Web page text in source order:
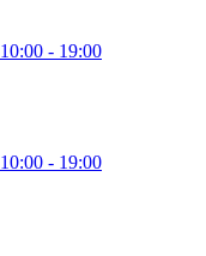
10:00 - 19:00
10:00 - 19:00